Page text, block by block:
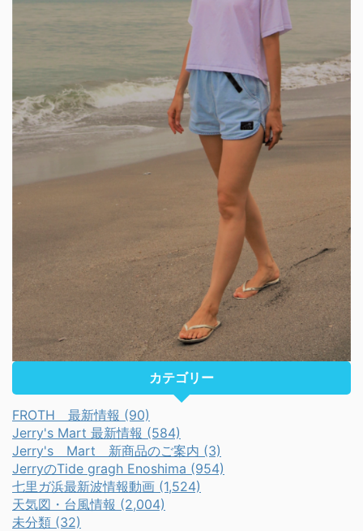
カテゴリー
FROTH 最新情報 (90)
Jerry's Mart 最新情報 (584)
Jerry's Mart 新商品のご案内 (3)
JerryのTide gragh Enoshima (954)
七里ガ浜最新波情報動画 (1,524)
天気図・台風情報 (2,004)
未分類 (32)